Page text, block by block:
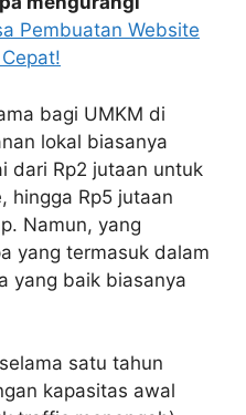
Pembuatan Website
bagi UMKM di
lokal biasanya
dari Rp2 jutaan untuk
hingga Rp5 jutaan
Namun, yang
yang termasuk dalam
yang baik biasanya
satu tahun
kapasitas awal